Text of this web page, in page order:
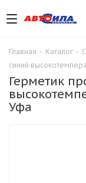
Главная - Каталог -
синий
Герметик
Уфа